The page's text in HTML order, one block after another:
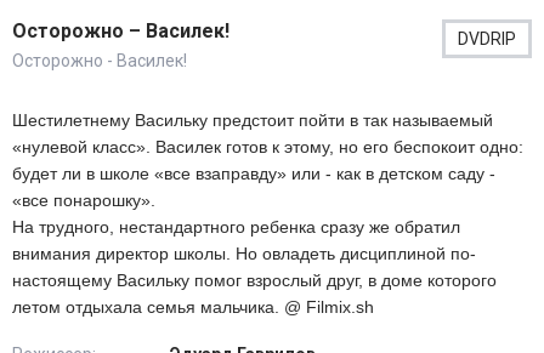
Осторожно – Василек!
Осторожно - Василек!
DVDRIP
Шестилетнему Васильку предстоит пойти в так называемый
«нулевой класс». Василек готов к этому, но его беспокоит одно:
будет ли в школе «все взаправду» или - как в детском саду -
«все понарошку».
На трудного, нестандартного ребенка сразу же обратил
внимания директор школы. Но овладеть дисциплиной по-
настоящему Васильку помог взрослый друг, в доме которого
летом отдыхала семья мальчика. @ Filmix.sh